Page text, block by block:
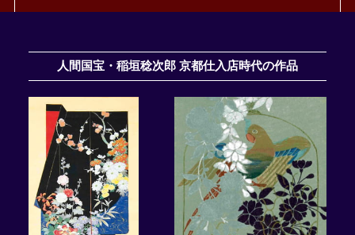
人間国宝・稲垣稔次郎 京都仕入店時代の作品